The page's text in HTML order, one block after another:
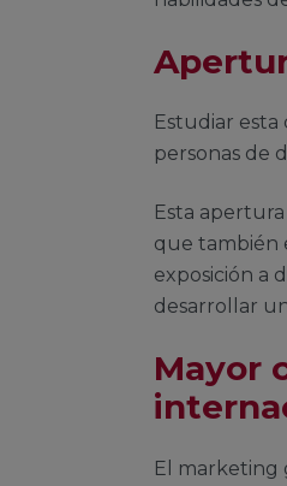
Estudiar
personas de
Esta
que también
exposición a
desarrollar
Mayor
El marketing